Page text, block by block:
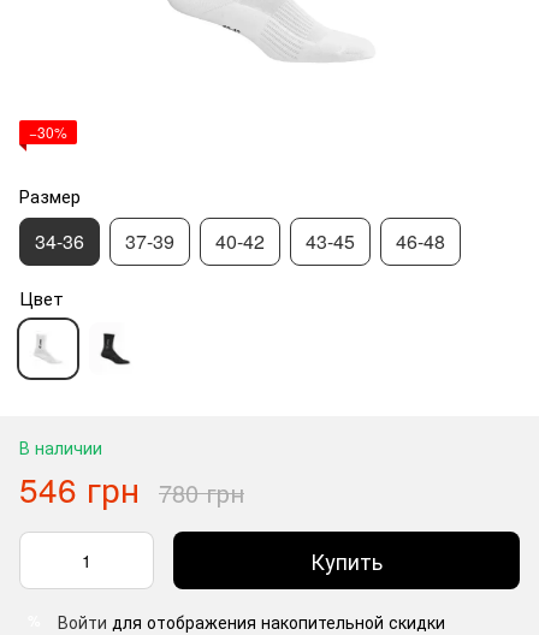
−30%
Размер
34-36 37-39 40-42 43-45 46-48
Цвет
В наличии
546 грн 780 грн
Купить
Войти для отображения накопительной скидки